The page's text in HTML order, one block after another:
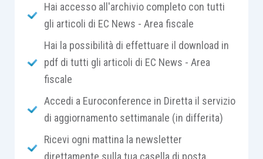
dell’Agenzia delle entrate, nei casi di
ritardato, omesso o insufficiente
versamento dell’imposta.
In unprecedente intervento
le novità introdotte dal Decreto crescita (D.L.
34/2019). Tale norma prevede che l’Agenzia delle
Entrate, con
procedure automatizzate
verifichi
il corretto assolvimento dell’imposta di bollo
Hai accesso all'archivio completo con tutti
gli articoli di EC News - Area fiscale
Hai la possibilità di effettuare il download in
pdf di tutti gli articoli di EC News - Area
fiscale
Accedi a Euroconference in Diretta il servizio
di aggiornamento settimanale (in differita)
Ricevi ogni mattina la newsletter
direttamente sulla tua casella di posta